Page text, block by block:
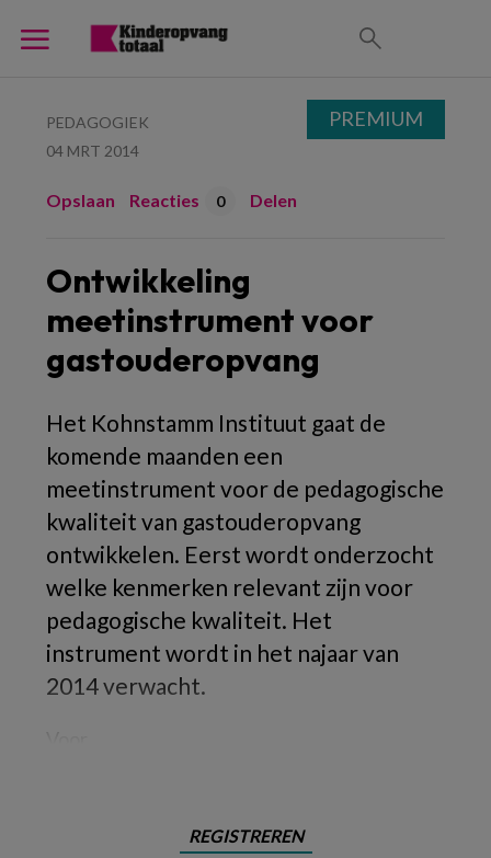
PEDAGOGIEK
04 MRT 2014
Opslaan Reacties 0 Delen
Ontwikkeling
meetinstrument voor
gastouderopvang
Het Kohnstamm Instituut gaat de
komende maanden een
meetinstrument voor de pedagogische
kwaliteit van gastouderopvang
ontwikkelen. Eerst wordt onderzocht
welke kenmerken relevant zijn voor
pedagogische kwaliteit. Het
instrument wordt in het najaar van
2014 verwacht.
REGISTREREN
PREMIUM